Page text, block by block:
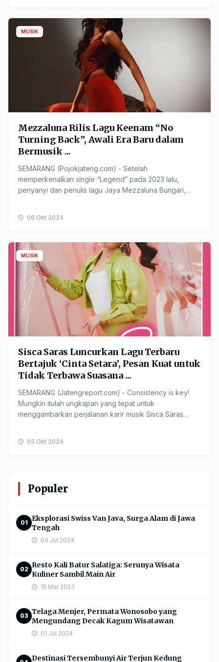
MUSIK
Mezzaluna Rilis Lagu Keenam “No
Turning Back”, Awali Era Baru dalam
Bermusik ...
SEMARANG (Pojokjateng.com) - Setelah
memperkenalkan single “Legend” pada 2023 lalu,
penyanyi dan penulis lagu Jaya Mezzaluna Bungari,
06 Okt 2024
MUSIK
Sisca Saras Luncurkan Lagu Terbaru
Bertajuk ‘Cinta Setara’, Pesan Kuat untuk
Tidak Terbawa Suasana ...
SEMARANG (Jatengreport.com) - Consistency is key!
Mungkin itulah ungkapan yang tepat untuk
menggambarkan perjalanan karir musik Sisca Saras
05 Okt 2024
Populer
01 Eksplorasi Swiss Van Java, Surga Alam di Jawa
Tengah
04 Jul 2024
02 Resto Kali Batur Salatiga: Serunya Wisata
Kuliner Sambil Main Air
15 Mar 2023
03 Telaga Menjer, Permata Wonosobo yang
Mengundang Decak Kagum Wisatawan
01 Jul 2024
Destinasi Tersembunyi Air Terjun Kedung